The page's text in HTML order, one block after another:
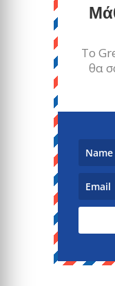
Το
θα